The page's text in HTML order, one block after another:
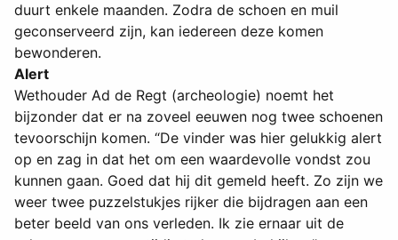
duurt enkele maanden. Zodra de schoen en muil
geconserveerd zijn, kan iedereen deze komen
bewonderen.
Alert
Wethouder Ad de Regt (archeologie) noemt het
bijzonder dat er na zoveel eeuwen nog twee schoenen
tevoorschijn komen. “De vinder was hier gelukkig alert
op en zag in dat het om een waardevolle vondst zou
kunnen gaan. Goed dat hij dit gemeld heeft. Zo zijn we
weer twee puzzelstukjes rijker die bijdragen aan een
beter beeld van ons verleden. Ik zie ernaar uit de